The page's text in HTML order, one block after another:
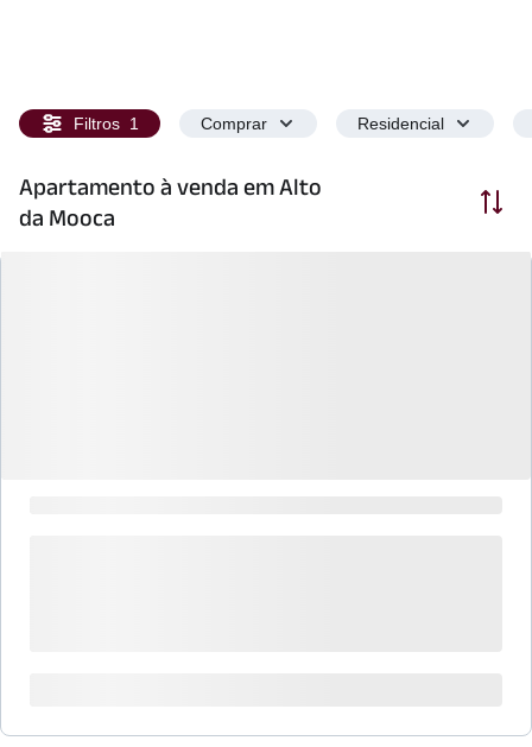
Filtros 1 Comprar Residencial
Apartamento à venda em Alto
da Mooca
Ordenar